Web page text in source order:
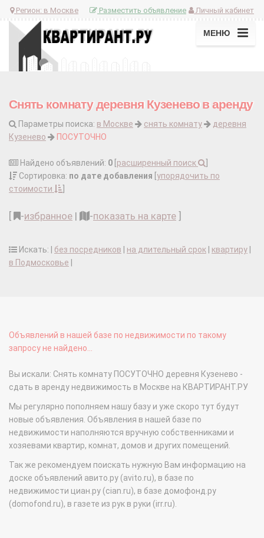
Регион: в Москве Личный кабинет
Разместить объявление
МЕНЮ
Снять комнату деревня Кузенево в аренду
Параметры поиска: в Москве снять комнату
деревня
Кузенево
ПОСУТОЧНО
Найдено объявлений: 0 расширенный поиск
Сортировка: по дате добавления упорядочить по
стоимости
-избранное | -показать на карте
Искать: | без посредников на длительный срок квартиру
в Подмосковье
Объявлений в нашей базе по недвижимости по такому
запросу не найдено...
Вы искали: Снять комнату ПОСУТОЧНО деревня Кузенево -
сдать в аренду недвижимость в Москве на КВАРТИРАНТ.РУ
Мы регулярно пополняем нашу базу и уже скоро тут будут
новые объявления. Объявления в нашей базе по
недвижимости наполняются вручную собственниками и
хозяевами квартир, комнат, домов и других помещений.
Так же рекомендуем поискать нужную Вам информацию на
доске объявлений авито.ру (avito.ru), в базе по
недвижимости циан.ру (cian.ru), в базе домофонд.ру
(domofond.ru), в газете из рук в руки (irr.ru).